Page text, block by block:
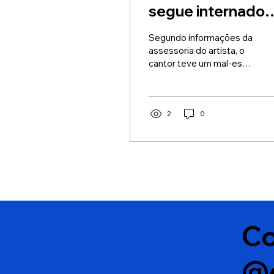
segue internado
após passar mal
depois de show
Salvador
Segundo informações da
assessoria do artista, o
cantor teve um mal-estar
intensa de shows.
2 0